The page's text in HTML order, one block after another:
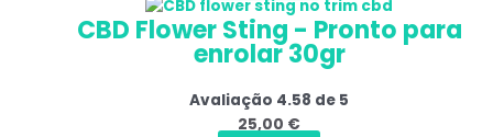
CBD Flower Sting - Pronto para
enrolar 30gr
Avaliação 4.58 de 5
25,00 €